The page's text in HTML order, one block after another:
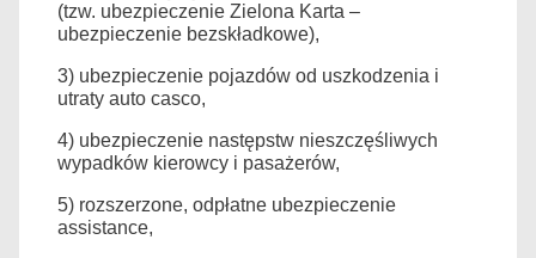
(tzw. ubezpieczenie Zielona Karta –
ubezpieczenie bezskładkowe),
3) ubezpieczenie pojazdów od uszkodzenia i
utraty auto casco,
4) ubezpieczenie następstw nieszczęśliwych
wypadków kierowcy i pasażerów,
5) rozszerzone, odpłatne ubezpieczenie
assistance,